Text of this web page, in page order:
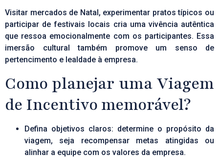
Visitar mercados de Natal, experimentar pratos típicos ou
participar de festivais locais cria uma vivência autêntica
que ressoa emocionalmente com os participantes. Essa
imersão cultural também promove um senso de
pertencimento e lealdade à empresa.
Como planejar uma Viagem
de Incentivo memorável?
Defina objetivos claros: determine o propósito da
viagem, seja recompensar metas atingidas ou
alinhar a equipe com os valores da empresa.